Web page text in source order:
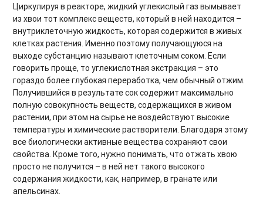
Циркулируя в реакторе, жидкий углекислый газ вымывает
из хвои тот комплекс веществ, который в ней находится –
внутриклеточную жидкость, которая содержится в живых
клетках растения. Именно поэтому получающуюся на
выходе субстанцию называют клеточным соком. Если
говорить проще, то углекислотная экстракция – это
гораздо более глубокая переработка, чем обычный отжим.
Получившийся в результате сок содержит максимально
полную совокупность веществ, содержащихся в живом
растении, при этом на сырье не воздействуют высокие
температуры и химические растворители. Благодаря этому
все биологически активные вещества сохраняют свои
свойства. Кроме того, нужно понимать, что отжать хвою
просто не получится – в ней нет такого высокого
содержания жидкости, как, например, в гранате или
апельсинах.